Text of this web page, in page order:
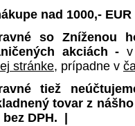
nad 1000,-
so Zníženou
akciách -
stránke, prípadne v
tiež
tovar z
bez DPH.